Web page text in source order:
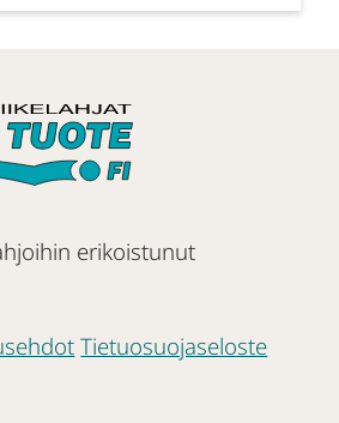
erikoistunut
Tietuosuojaseloste